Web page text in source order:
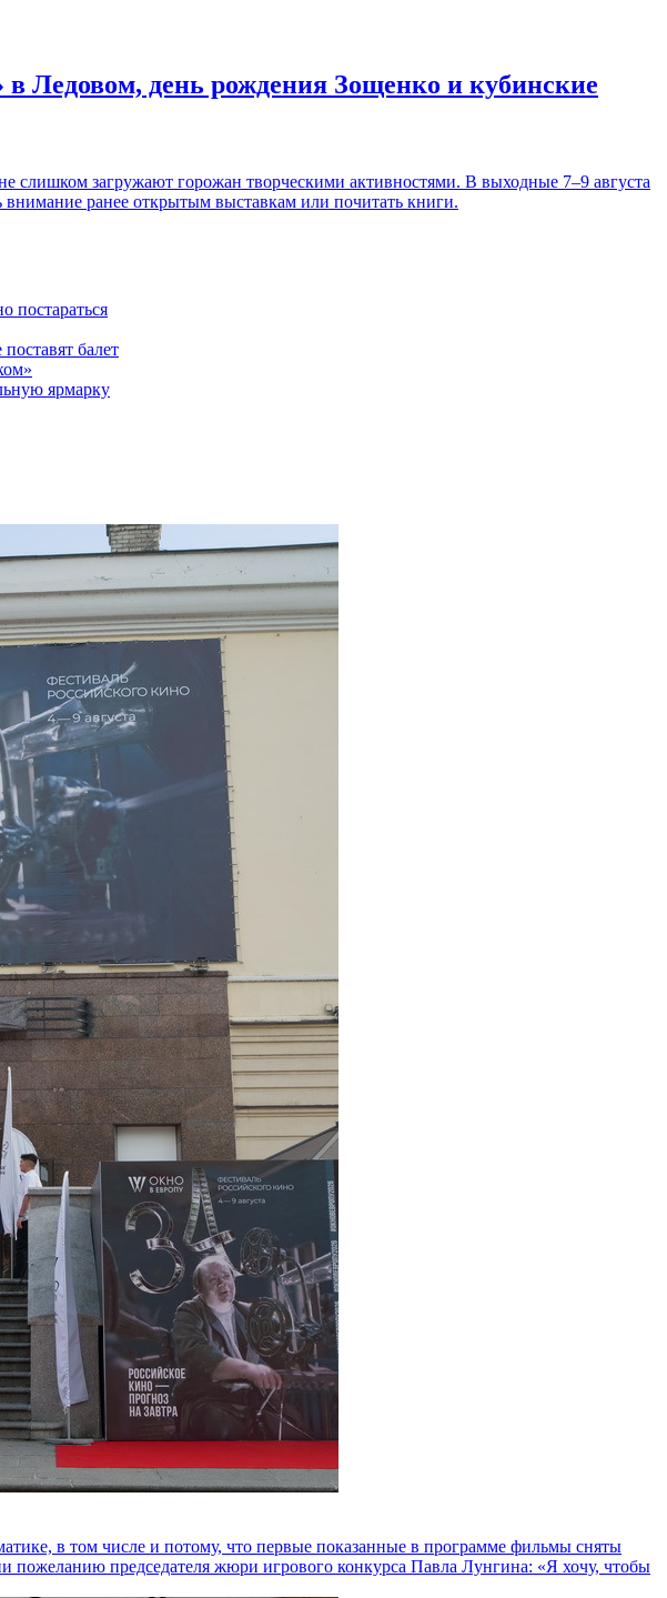
Ледовом, день рождения Зощенко и кубинские
слишком загружают горожан творческими активностями. В выходные 7–9 августа
ранее открытым выставкам или почитать книги.
постараться
балет
ярмарку
в том числе и потому, что первые показанные в программе фильмы сняты
председателя жюри игрового конкурса Павла Лунгина: «Я хочу, чтобы